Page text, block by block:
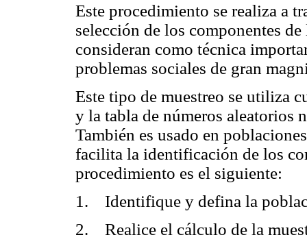
Este procedimiento se realiza a
selección de los componentes
consideran como técnica
problemas sociales de gran
Este tipo de muestreo se utiliza
y la tabla de números aleatorios
También es usado en
facilita la identificación de los
procedimiento es el siguiente:
1. Identifique y defina la
2. Realice el cálculo de la